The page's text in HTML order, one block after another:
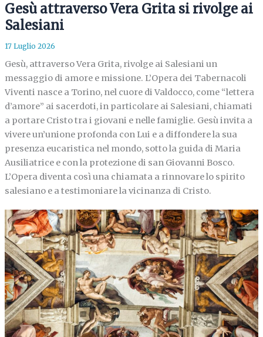
Gesù attraverso Vera Grita si rivolge ai
Salesiani
17 Luglio 2026
Gesù, attraverso Vera Grita, rivolge ai Salesiani un
messaggio di amore e missione. L’Opera dei Tabernacoli
Viventi nasce a Torino, nel cuore di Valdocco, come “lettera
d’amore” ai sacerdoti, in particolare ai Salesiani, chiamati
a portare Cristo tra i giovani e nelle famiglie. Gesù invita a
vivere un’unione profonda con Lui e a diffondere la sua
presenza eucaristica nel mondo, sotto la guida di Maria
Ausiliatrice e con la protezione di san Giovanni Bosco.
L’Opera diventa così una chiamata a rinnovare lo spirito
salesiano e a testimoniare la vicinanza di Cristo.